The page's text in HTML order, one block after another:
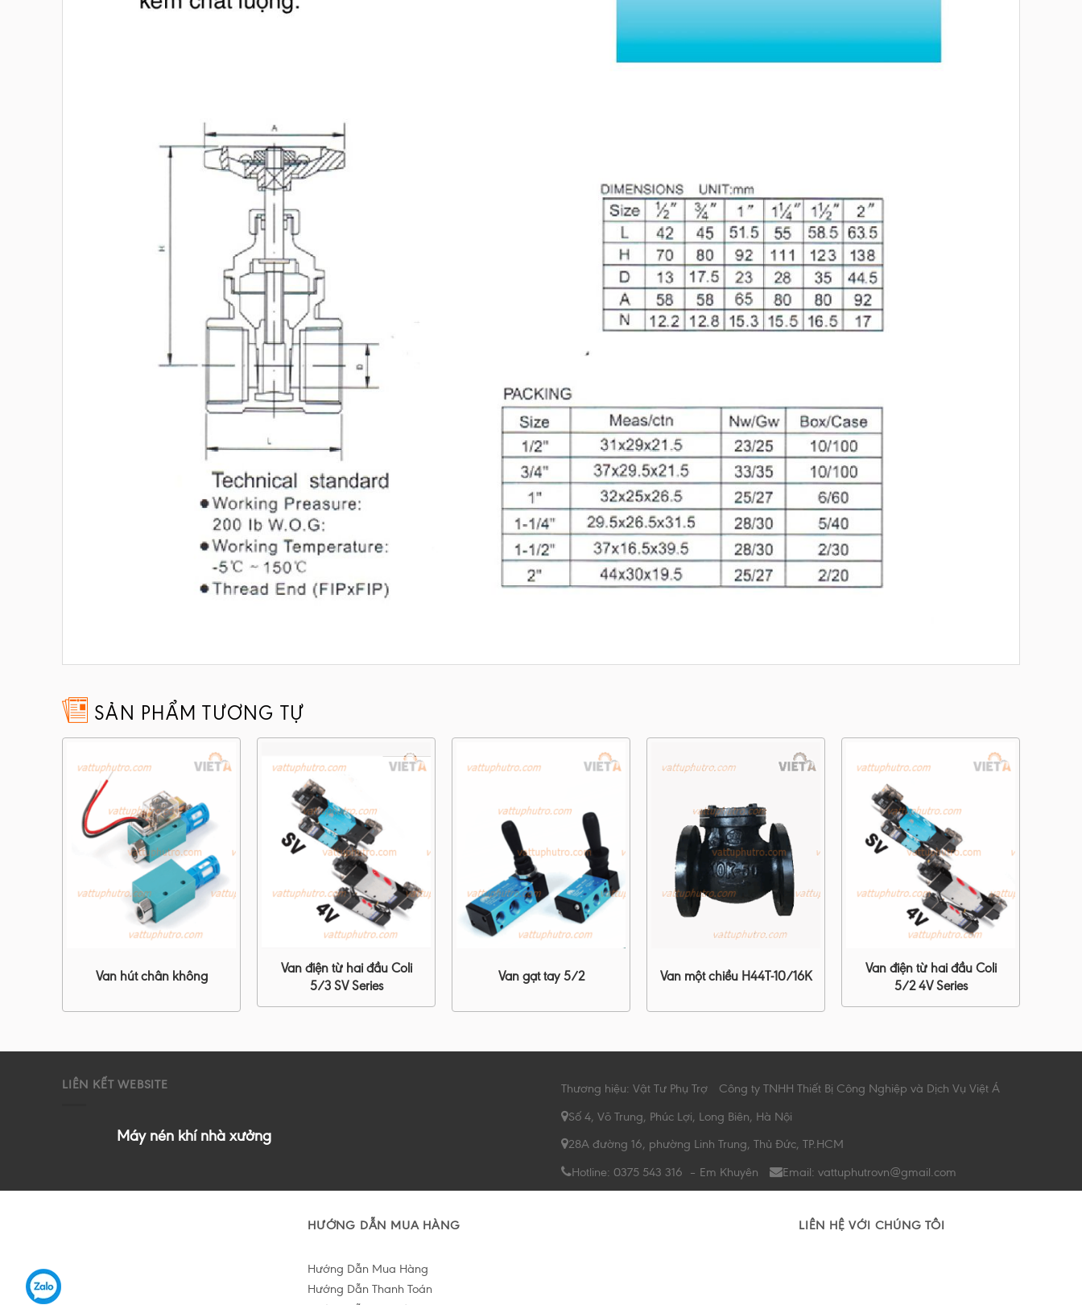
SẢN PHẨM TƯƠNG TỰ
Van hút chân không
Van điện từ hai đầu Coli
5/3 SV Series
Van gạt tay 5/2 Van một chiều H44T-10/16K
Van điện từ hai đầu Coli
5/2 4V Series
LIÊN KẾT WEBSITE
Máy nén khí nhà xưởng
Thương hiệu: Vật Tư Phụ Trợ
Công ty TNHH Thiết Bị Công Nghiệp và Dịch Vụ Việt Á
Số 4, Võ Trung, Phúc Lợi, Long Biên, Hà Nội
28A đường 16, phường Linh Trung, Thủ Đức, TP.HCM
Hotline: 0375 543 316 – Em Khuyên
Email: vattuphutrovn@gmail.com
HƯỚNG DẪN MUA HÀNG
Hướng Dẫn Mua Hàng
Hướng Dẫn Thanh Toán
LIÊN HỆ VỚI CHÚNG TÔI